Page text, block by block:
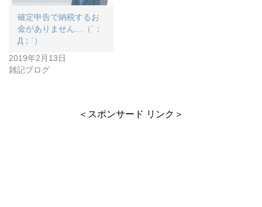
確定申告で納税するお
金がありません…（´；
Д；`）
2019年2月13日
雑記ブログ
＜スポンサード リンク＞